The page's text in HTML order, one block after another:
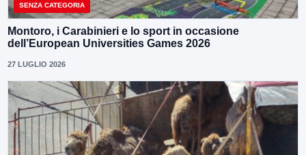
SENZA CATEGORIA
Montoro, i Carabinieri e lo sport in occasione
dell’European Universities Games 2026
27 LUGLIO 2026